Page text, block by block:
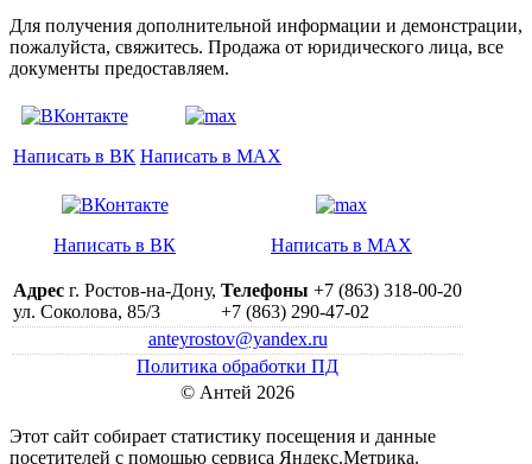
Для получения дополнительной информации и демонстрации,
пожалуйста, свяжитесь. Продажа от юридического лица, все
документы предоставляем.
Написать в ВК Написать в MAX
Написать в ВК Написать в MAX
Адрес г. Ростов-на-Дону,
ул. Соколова, 85/3
Телефоны +7 (863) 318-00-20
+7 (863) 290-47-02
anteyrostov@yandex.ru
Политика обработки ПД
© Антей 2026
Этот сайт собирает статистику посещения и данные
посетителей c помощью сервиса Яндекс.Метрика.